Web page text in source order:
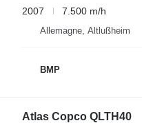
2007
7.500 m/h
Allemagne, Altlußheim
BMP
Atlas Copco QLTH40